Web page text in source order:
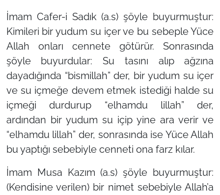
İmam Cafer-i Sadık (a.s) şöyle buyurmuştur:
Kimileri bir yudum su içer ve bu sebeple Yüce
Allah onları cennete götürür. Sonrasında
şöyle buyurdular: Su tasını alıp ağzına
dayadığında “bismillah” der, bir yudum su içer
ve su içmeğe devem etmek istediği halde su
içmeği durdurup “elhamdu lillah” der,
ardından bir yudum su içip yine ara verir ve
“elhamdu lillah” der, sonrasında ise Yüce Allah
bu yaptığı sebebiyle cenneti ona farz kılar.
İmam Musa Kazım (a.s) şöyle buyurmuştur:
(Kendisine verilen) bir nimet sebebiyle Allah’a